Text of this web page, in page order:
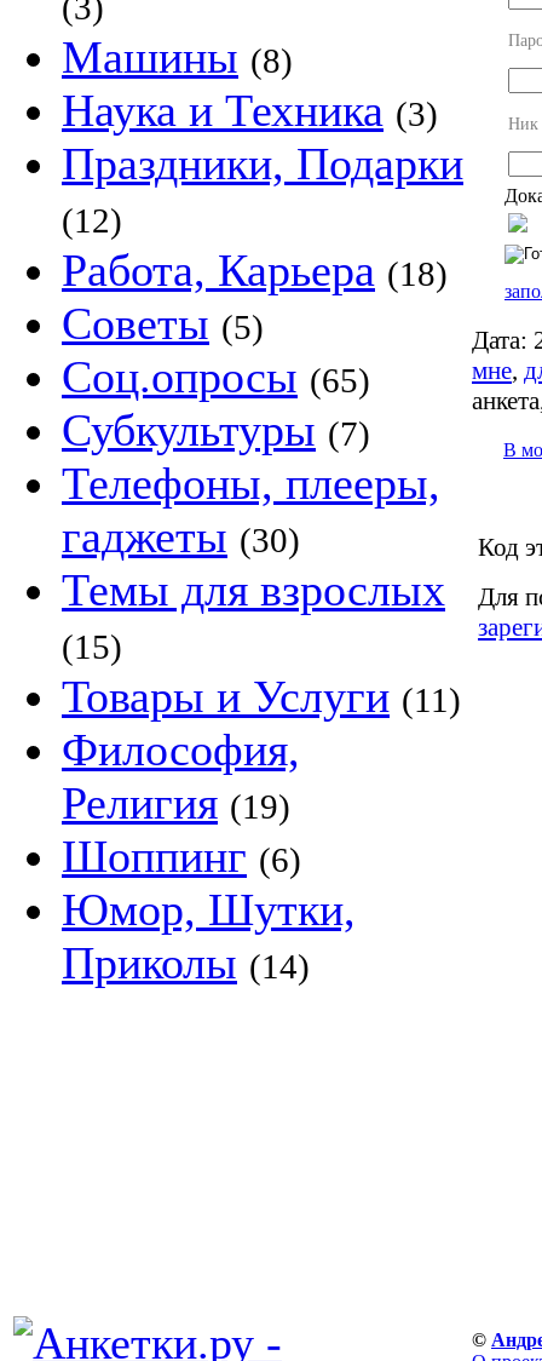
Машины (8)
Наука и Техника (3)
Праздники, Подарки
(12)
Работа, Карьера (18)
Советы (5)
Соц.опросы (65)
Субкультуры (7)
Телефоны, плееры,
гаджеты (30)
Темы для взрослых
(15)
Товары и Услуги (11)
Философия,
Религия (19)
Шоппинг (6)
Юмор, Шутки,
Приколы (14)
Ник
Дата:
мне,
В
Код
Для
©